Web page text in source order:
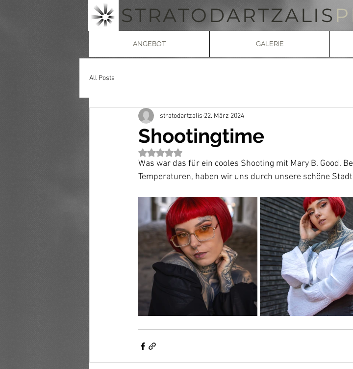
STRATODARTZALIS
ANGEBOT GALERIE
All Posts
Shootingtime
stratodartzalis 22. März 2024
Mit NaN von 5 Sternen bewertet.
Was war das für ein cooles Shooting mit Mary B. Good.
Temperaturen, haben wir uns durch unsere schöne